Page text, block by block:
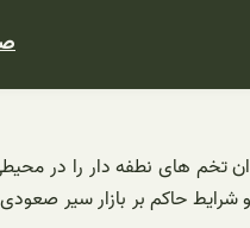
تخم های نطفه دار را در
حاکم بر بازار سیر صعودی